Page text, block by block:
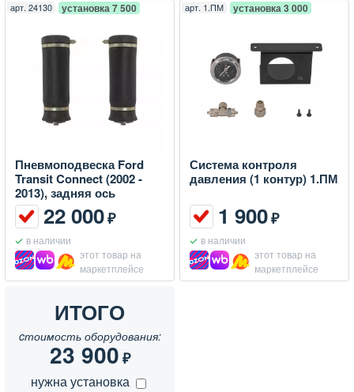
арт. 24130 установка 7 500
Пневмоподвеска Ford
Transit Connect (2002 -
2013), задняя ось
22 000₽
в наличии
этот товар на
маркетплейсе
арт. 1.ПМ установка 3 000
Система контроля
давления (1 контур) 1.ПМ
1 900₽
в наличии
этот товар на
маркетплейсе
ИТОГО
cтоимость оборудования:
23 900₽
нужна установка